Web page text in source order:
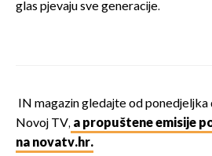
glas pjevaju sve generacije.
IN magazin gledajte od ponedjeljka
Novoj TV, a propuštene emisije
na novatv.hr.